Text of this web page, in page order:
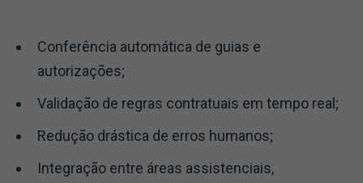
Conferência automática de guias e
autorizações;
Validação de regras contratuais em tempo real;
Redução drástica de erros humanos;
Integração entre áreas assistenciais,